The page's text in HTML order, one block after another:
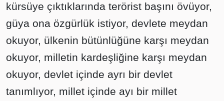
kürsüye çıktıklarında terörist başını övüyor,
güya ona özgürlük istiyor, devlete meydan
okuyor, ülkenin bütünlüğüne karşı meydan
okuyor, milletin kardeşliğine karşı meydan
okuyor, devlet içinde ayrı bir devlet
tanımlıyor, millet içinde ayı bir millet